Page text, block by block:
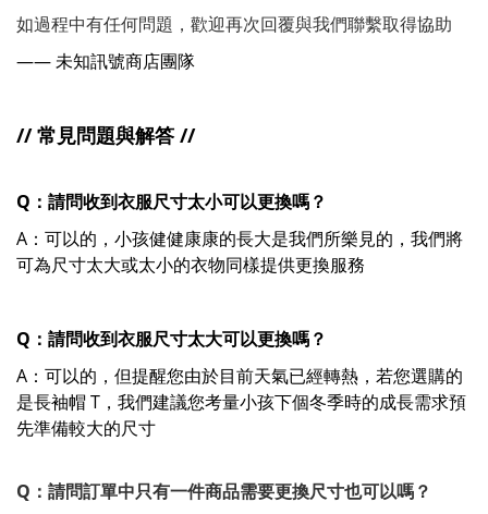
如過程中有任何問題，歡迎再次回覆與我們聯繫取得協助
—— 未知訊號商店團隊
// 常見問題與解答 //
Q：請問收到衣服尺寸太小可以更換嗎？
A：可以的，小孩健健康康的長大是我們所樂見的，我們將
可為尺寸太大或太小的衣物同樣提供更換服務
Q：請問收到衣服尺寸太大可以更換嗎？
A：可以的，但提醒您由於目前天氣已經轉熱，若您選購的
是長袖帽 T，我們建議您考量小孩下個冬季時的成長需求預
先準備較大的尺寸
Q：請問訂單中只有一件商品需要更換尺寸也可以嗎？